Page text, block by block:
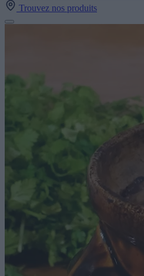
Trouvez nos produits